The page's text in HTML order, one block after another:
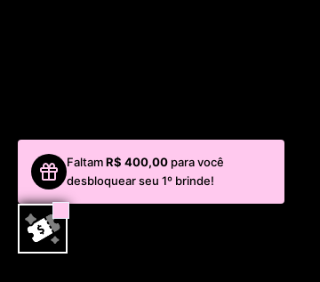
FaltamR$ 400,00 para você
desbloquear seu 1º brinde!